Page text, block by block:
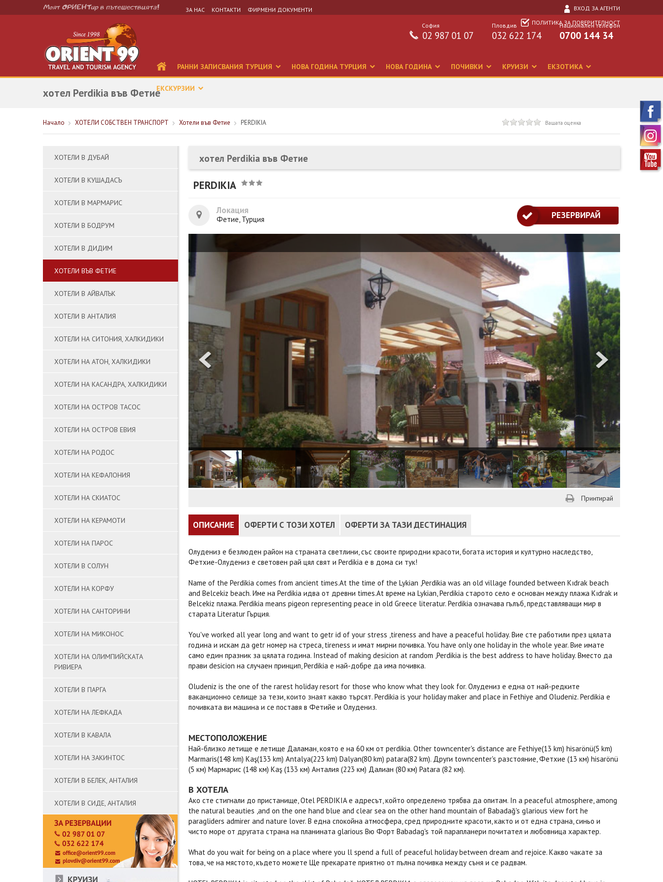
ЗА НАС КОНТАКТИ ФИРМЕНИ ДОКУМЕНТИ
ВХОД ЗА АГЕНТИ
ПОЛИТИКА ЗА ПОВЕРИТЕЛНОСТ
Национален телефон
0700 144 34
Пловдив
032 622 174
София
02 987 01 07
РАННИ ЗАПИСВАНИЯ ТУРЦИЯ НОВА ГОДИНА ТУРЦИЯ НОВА ГОДИНА ПОЧИВКИ КРУИЗИ ЕКЗОТИКА
ЕКСКУРЗИИ
хотел Perdikia във Фетие
Начало ХОТЕЛИ СОБСТВЕН ТРАНСПОРТ Хотели във Фетие PERDIKIA Вашата оценка
ХОТЕЛИ В ДУБАЙ
ХОТЕЛИ В КУШАДАСЪ
ХОТЕЛИ В МАРМАРИС
ХОТЕЛИ В БОДРУМ
ХОТЕЛИ В ДИДИМ
ХОТЕЛИ ВЪВ ФЕТИЕ
ХОТЕЛИ В АЙВАЛЪК
ХОТЕЛИ В АНТАЛИЯ
ХОТЕЛИ НА СИТОНИЯ, ХАЛКИДИКИ
ХОТЕЛИ НА АТОН, ХАЛКИДИКИ
ХОТЕЛИ НА КАСАНДРА, ХАЛКИДИКИ
ХОТЕЛИ НА ОСТРОВ ТАСОС
ХОТЕЛИ НА ОСТРОВ ЕВИЯ
ХОТЕЛИ НА РОДОС
ХОТЕЛИ НА КЕФАЛОНИЯ
ХОТЕЛИ НА СКИАТОС
ХОТЕЛИ НА КЕРАМОТИ
ХОТЕЛИ НА ПАРОС
ХОТЕЛИ В СОЛУН
ХОТЕЛИ НА КОРФУ
ХОТЕЛИ НА САНТОРИНИ
ХОТЕЛИ НА МИКОНОС
ХОТЕЛИ НА ОЛИМПИЙСКАТА
РИВИЕРА
ХОТЕЛИ В ПАРГА
ХОТЕЛИ НА ЛЕФКАДА
ХОТЕЛИ В КАВАЛА
ХОТЕЛИ НА ЗАКИНТОС
ХОТЕЛИ В БЕЛЕК, АНТАЛИЯ
ХОТЕЛИ В СИДЕ, АНТАЛИЯ
хотел Perdikia във Фетие
PERDIKIA
Локация
Фетие, Турция РЕЗЕРВИРАЙ
Принтирай
ОПИСАНИЕ ОФЕРТИ С ТОЗИ ХОТЕЛ ОФЕРТИ ЗА ТАЗИ ДЕСТИНАЦИЯ
Олудениз е безлюден район на страната светлини, със своите природни красоти, богата история и културно наследство,
Фетхие-Олудениз е световен рай цял свят и Perdikia е в дома си тук!
Name of the Perdikia comes from ancient times.At the time of the Lykian ,Perdikia was an old village founded between Kıdrak beach
and Belcekiz beach. Име на Perdikia идва от древни times.At време на Lykian, Perdikia старото село е основан между плажа Kıdrak и
Belcekiz плажа. Perdikia means pigeon representing peace in old Greece literatur. Perdikia означава гълъб, представляващи мир в
старата Literatur Гърция.
You've worked all year long and want to getr id of your stress ,tireness and have a peaceful holiday. Вие сте работили през цялата
година и искам да getr номер на стреса, tireness и имат мирни почивка. You have only one holiday in the whole year. Вие имате
само един празник за цялата година. Instead of making desicion at random ,Perdikia is the best address to have holiday. Вместо да
прави desicion на случаен принцип, Perdikia е най-добре да има почивка.
Oludeniz is the one of the rarest holiday resort for those who know what they look for. Олудениз е една от най-редките
ваканционно селище за тези, които знаят какво търсят. Perdikia is your holiday maker and place in Fethiye and Oludeniz. Perdikia е
почивката ви машина и се поставя в Фетийе и Олудениз.
МЕСТОПОЛОЖЕНИЕ
Най-близко летище е летище Даламан, която е на 60 км от perdikia. Other towncenter's distance are Fethiye(13 km) hisarönü(5 km)
Marmaris(148 km) Kaş(133 km) Antalya(223 km) Dalyan(80 km) patara(82 km). Други towncenter's разстояние, Фетхие (13 км) hisarönü
(5 км) Мармарис (148 км) Kaş (133 км) Анталия (223 км) Далиан (80 км) Patara (82 км).
В ХОТЕЛА
Ако сте стигнали до пристанище, Otel PERDIKIA е адресът, който определено трябва да опитам. In a peaceful atmosphere, among
the natural beauties ,and on the one hand blue and clear sea on the other hand mountain of Babadağ's glarious view fort he
paragliders admirer and nature lover. В една спокойна атмосфера, сред природните красоти, както и от една страна, синьо и
чисто море от другата страна на планината glarious Вю Форт Babadag's той парапланери почитател и любовница характер.
What do you wait for being on a place where you ll spend a full of peaceful holiday between dream and rejoice. Какво чакате за
това, че на мястото, където можете Ще прекарате приятно от пълна почивка между съня и се радвам.